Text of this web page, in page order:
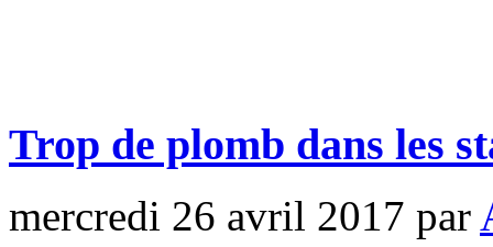
Trop de plomb dans les
mercredi 26 avril 2017 par